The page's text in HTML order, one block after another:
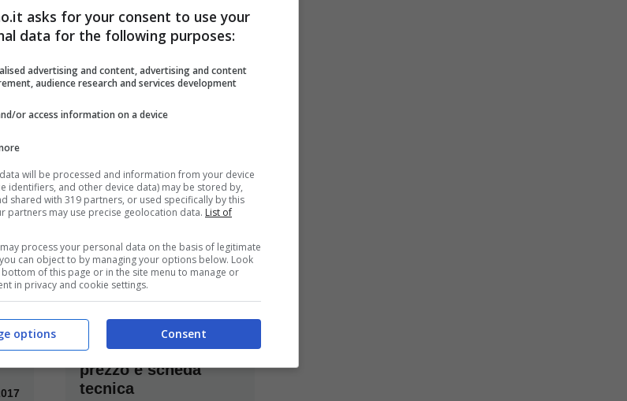
Honor 9 vs Samsung
confronto
e
Samsung Galaxy S8:
uscita in Italia,
prezzo e scheda
tecnica
asks for your consent to use your
data for the following purposes:
advertising and content, advertising and content
audience research and services development
or access information on a device
will be processed and information from your device
identifiers, and other device data) may be stored by,
shared with 319 partners, or used specifically by this
partners may use precise geolocation data. List of
process your personal data on the basis of legitimate
can object to by managing your options below. Look
of this page or in the site menu to manage or
in privacy and cookie settings.
Consent
options